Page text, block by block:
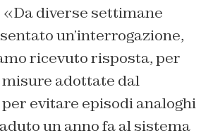
«Da diverse settimane
un’interrogazione,
ricevuto risposta, per
misure adottate dal
evitare episodi analoghi
un anno fa al sistema